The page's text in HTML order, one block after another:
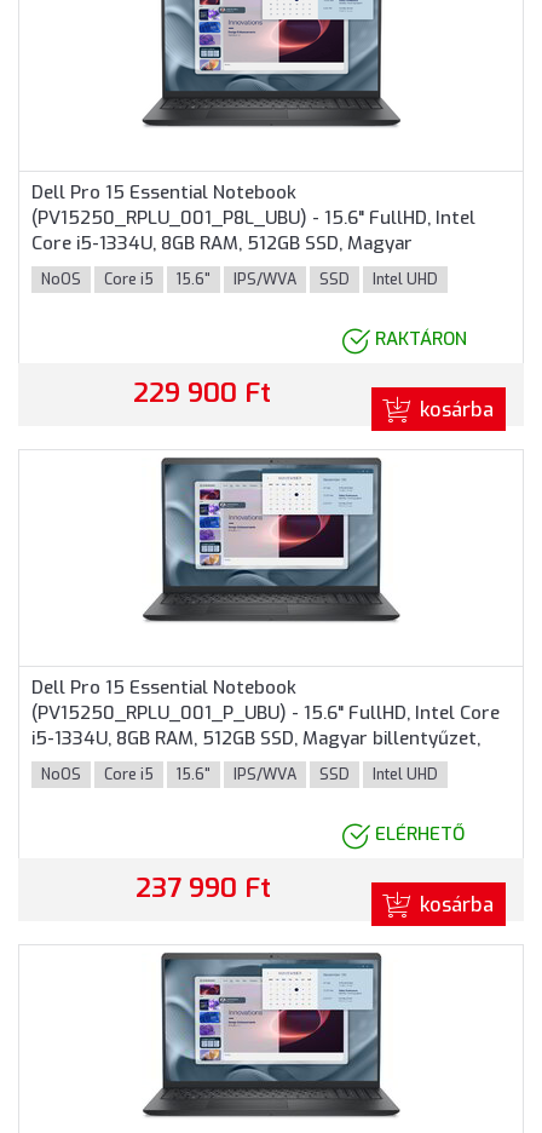
Dell Pro 15 Essential Notebook
(PV15250_RPLU_001_P8L_UBU) - 15.6" FullHD, Intel
Core i5-1334U, 8GB RAM, 512GB SSD, Magyar
billentyűzet, Operációs rendszer nélkül, 3 év garancia,
Fekete színben
NoOS Core i5 15.6" IPS/WVA SSD Intel UHD
RAKTÁRON
229 900 Ft kosárba
Dell Pro 15 Essential Notebook
(PV15250_RPLU_001_P_UBU) - 15.6" FullHD, Intel Core
i5-1334U, 8GB RAM, 512GB SSD, Magyar billentyűzet,
Operációs rendszer nélkül, 3 év garancia, Fekete
színben
NoOS Core i5 15.6" IPS/WVA SSD Intel UHD
ELÉRHETŐ
237 990 Ft kosárba